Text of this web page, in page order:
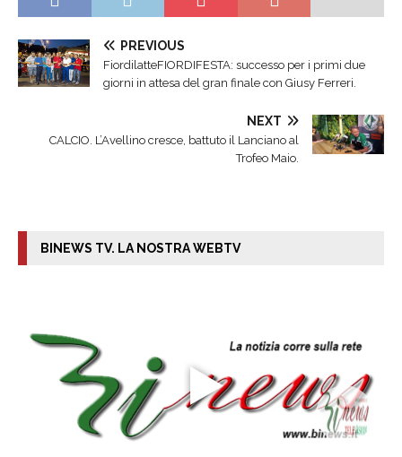
PREVIOUS
FiordilatteFIORDIFESTA: successo per i primi due
giorni in attesa del gran finale con Giusy Ferreri.
NEXT
CALCIO. L’Avellino cresce, battuto il Lanciano al
Trofeo Maio.
BINEWS TV. LA NOSTRA WEBTV